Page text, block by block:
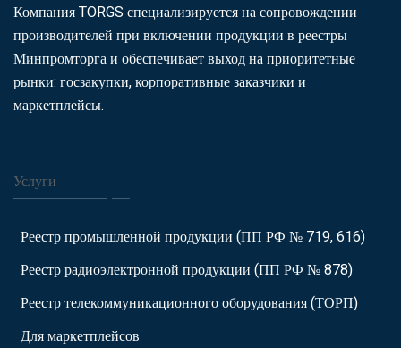
Компания TORGS специализируется на сопровождении
производителей при включении продукции в реестры
Минпромторга и обеспечивает выход на приоритетные
рынки: госзакупки, корпоративные заказчики и
маркетплейсы.
Услуги
Реестр промышленной продукции (ПП РФ № 719, 616)
Реестр радиоэлектронной продукции (ПП РФ № 878)
Реестр телекоммуникационного оборудования (ТОРП)
Для маркетплейсов